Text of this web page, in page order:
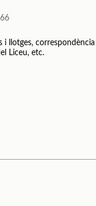
i llotges,
Liceu, etc.